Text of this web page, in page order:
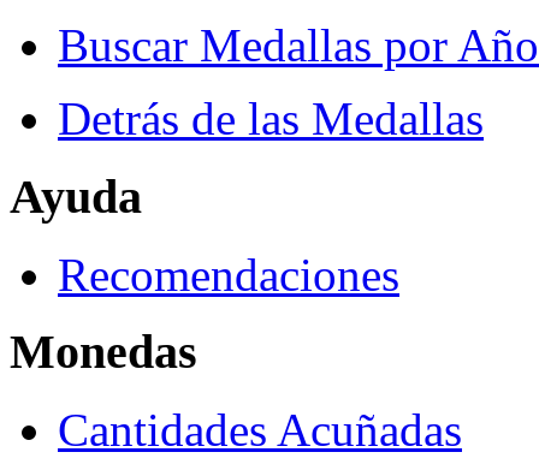
Buscar Medallas por Año
Detrás de las Medallas
Ayuda
Recomendaciones
Monedas
Cantidades Acuñadas